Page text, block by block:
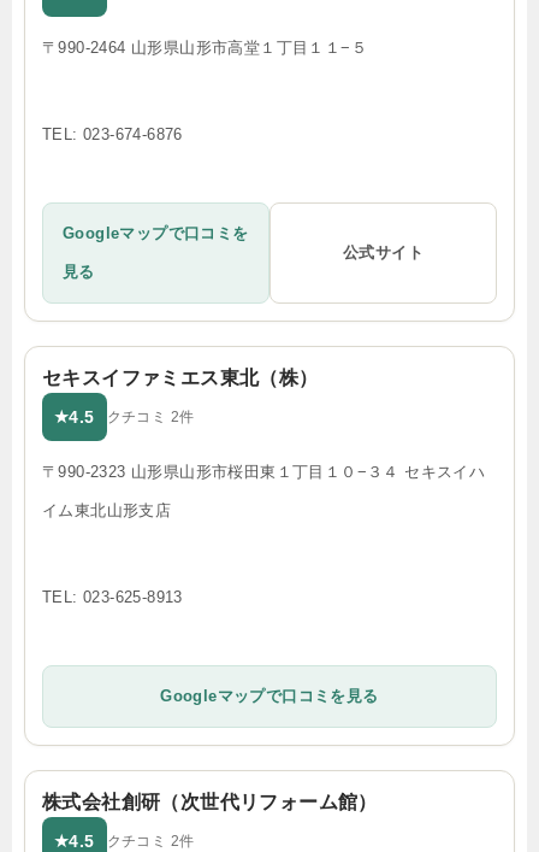
〒990-2464 山形県山形市高堂１丁目１１−５
TEL: 023-674-6876
Googleマップで口コミを
見る
公式サイト
セキスイファミエス東北（株）
★4.5 クチコミ 2件
〒990-2323 山形県山形市桜田東１丁目１０−３４ セキスイハ
イム東北山形支店
TEL: 023-625-8913
Googleマップで口コミを見る
株式会社創研（次世代リフォーム館）
★4.5 クチコミ 2件